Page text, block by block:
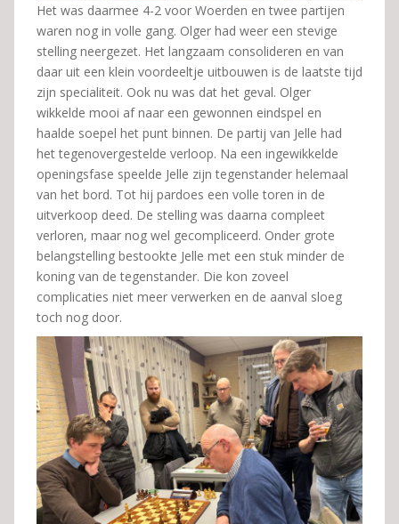
Het was daarmee 4-2 voor Woerden en twee partijen
waren nog in volle gang. Olger had weer een stevige
stelling neergezet. Het langzaam consolideren en van
daar uit een klein voordeeltje uitbouwen is de laatste tijd
zijn specialiteit. Ook nu was dat het geval. Olger
wikkelde mooi af naar een gewonnen eindspel en
haalde soepel het punt binnen. De partij van Jelle had
het tegenovergestelde verloop. Na een ingewikkelde
openingsfase speelde Jelle zijn tegenstander helemaal
van het bord. Tot hij pardoes een volle toren in de
uitverkoop deed. De stelling was daarna compleet
verloren, maar nog wel gecompliceerd. Onder grote
belangstelling bestookte Jelle met een stuk minder de
koning van de tegenstander. Die kon zoveel
complicaties niet meer verwerken en de aanval sloeg
toch nog door.